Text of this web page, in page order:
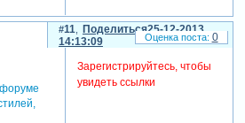
Поделиться
11
25-12-2013
14:13:09
Зарегистрируйтесь, чтобы
увидеть ссылки
0